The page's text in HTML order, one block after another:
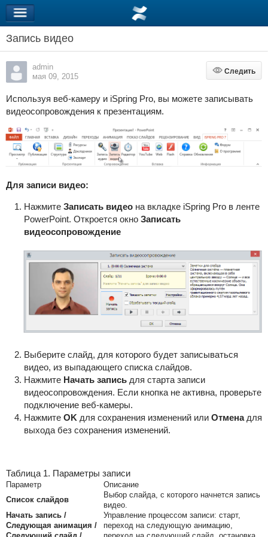
Запись видео
admin
мая 09, 2015
Следить
Следить
Используя веб-камеру и iSpring Pro, вы можете записывать
видеосопровождения к презентациям.
Для записи видео:
Нажмите Записать видеона вкладке iSpring Pro в ленте
PowerPoint. Откроется окно Записать
видеосопровождение
Выберите слайд, для которого будет записываться
видео, из выпадающего списка слайдов.
Нажмите Начать записьдля старта записи
видеосопровождения. Если кнопка не активна, проверьте
подключение веб-камеры.
Нажмите OK для сохранения изменений или Отменадля
выхода без сохранения изменений.
Таблица 1. Параметры записи
Параметр
Описание
Список слайдов
Выбор слайда, с которого начнется запись
видео.
Начать запись /
Следующая анимация /
Управление процессом записи: старт,
переход на следующую анимацию,